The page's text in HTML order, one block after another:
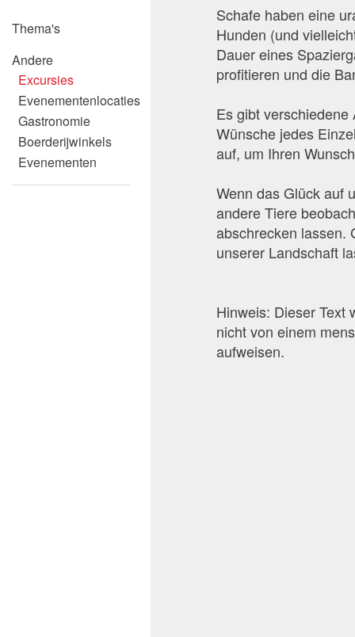
Thema's
Andere
Excursies
Evenementenlocaties
Gastronomie
Boerderijwinkels
Evenementen
Schafe haben eine
Hunden (und
Dauer eines
profitieren und die
Es gibt
Wünsche jedes
auf, um Ihren
Wenn das Glück auf
andere Tiere
abschrecken lassen.
unserer Landschaft
Hinweis: Dieser Text
nicht von einem
aufweisen.